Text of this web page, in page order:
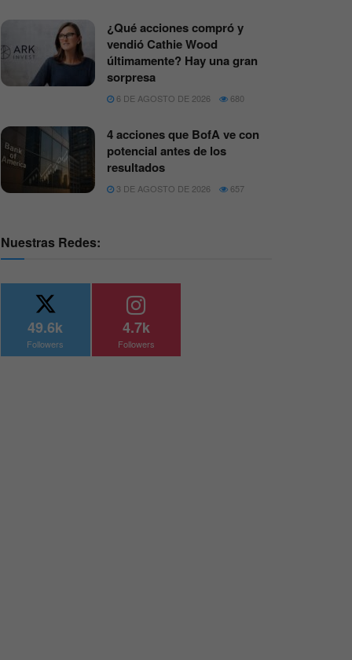
¿Qué acciones compró y
vendió Cathie Wood
últimamente? Hay una gran
sorpresa
6 DE AGOSTO DE 2026 680
4 acciones que BofA ve con
potencial antes de los
resultados
3 DE AGOSTO DE 2026 657
Nuestras Redes:
49.6k
Followers
4.7k
Followers